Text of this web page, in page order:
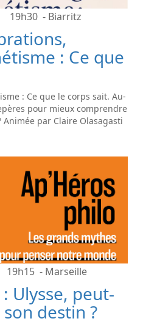
19h30 - Biarritz
: Ce que
: Ce que le corps sait. Au-
pour mieux comprendre
par Claire Olasagasti
19h15 - Marseille
Ulysse, peut-
destin ?